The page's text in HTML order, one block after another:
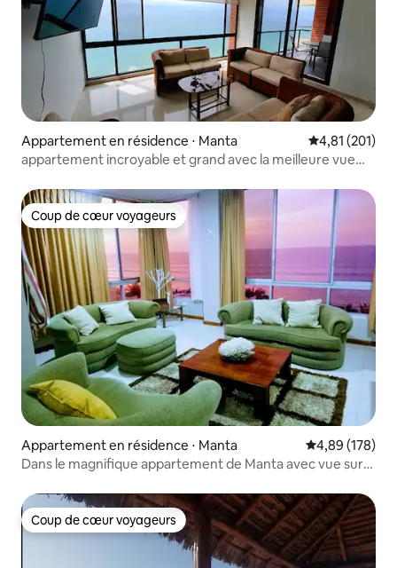
Appartement en résidence ⋅ Manta Évaluation
4,81 (201)
appartement incroyable et grand avec la meilleure vue
Coup de cœur voyageurs
Coup de cœur voyageurs
Appartement en résidence ⋅ Manta Évaluation
4,89 (178)
Dans le magnifique appartement de Manta avec vue sur
Coup de cœur voyageurs
Coup de cœur voyageurs